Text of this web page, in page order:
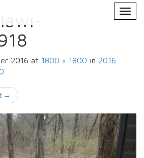
2016 at 1800 × 1800 in 2016
→